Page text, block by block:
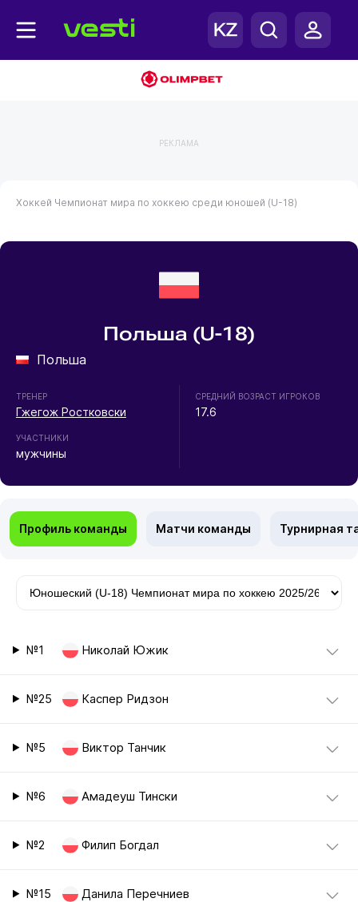
РЕКЛАМА
Хоккей Чемпионат мира по хоккею среди юношей (U-18)
Польша (U-18)
Польша
ТРЕНЕР
Гжегож Ростковски
УЧАСТНИКИ
мужчины
СРЕДНИЙ ВОЗРАСТ ИГРОКОВ
17.6
Профиль команды Матчи команды Турнирная
№1 Николай Южик
№25 Каспер Ридзон
№5 Виктор Танчик
№6 Амадеуш Тински
№2 Филип Богдал
№15 Данила Перечниев